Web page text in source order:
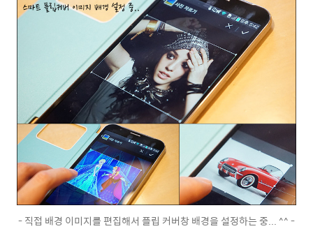
- 직접 배경 이미지를 편집해서 플립 커버창 배경을 설정하는 중... ^^ -